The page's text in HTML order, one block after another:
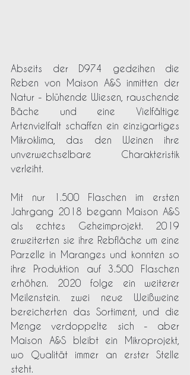
Abseits der D974 gedeihen die
Reben von Maison A&S inmitten der
Natur - blühende Wiesen, rauschende
Bäche und eine Vielfältige
Artenvielfalt schaffen ein einzigartiges
Mikroklima, das den Weinen ihre
unverwechselbare Charakteristik
verleiht.
Mit nur 1.500 Flaschen im ersten
Jahrgang 2018 begann Maison A&S
als echtes Geheimprojekt. 2019
erweiterten sie ihre Rebfläche um eine
Parzelle in Maranges und konnten so
ihre Produktion auf 3.500 Flaschen
erhöhen. 2020 folge ein weiterer
Meilenstein. zwei neue Weißweine
bereicherten das Sortiment, und die
Menge verdoppelte sich - aber
Maison A&S bleibt ein Mikroprojekt,
wo Qualität immer an erster Stelle
steht.